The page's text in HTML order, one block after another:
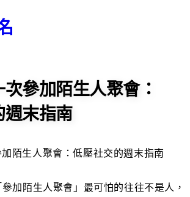
參加陌生人聚會：
末指南
加陌生人聚會」最可怕的往往不是人，